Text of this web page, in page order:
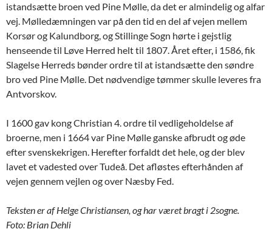
istandsætte broen ved Pine Mølle, da det er almindelig og alfar
vej. Mølledæmningen var på den tid en del af vejen mellem
Korsør og Kalundborg, og Stillinge Sogn hørte i gejstlig
henseende til Løve Herred helt til 1807. Året efter, i 1586, fik
Slagelse Herreds bønder ordre til at istandsætte den søndre
bro ved Pine Mølle. Det nødvendige tømmer skulle leveres fra
Antvorskov.
I 1600 gav kong Christian 4. ordre til vedligeholdelse af
broerne, men i 1664 var Pine Mølle ganske afbrudt og øde
efter svenskekrigen. Herefter forfaldt det hele, og der blev
lavet et vadested over Tudeå. Det afløstes efterhånden af
vejen gennem vejlen og over Næsby Fed.
Teksten er af Helge Christiansen, og har været bragt i 2sogne.
Foto: Brian Dehli